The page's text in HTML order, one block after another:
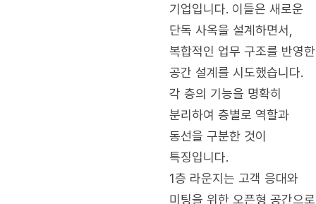
기업입니다. 이들은 새로운
단독 사옥을 설계하면서,
복합적인 업무 구조를 반영한
공간 설계를 시도했습니다.
각 층의 기능을 명확히
분리하여 층별로 역할과
동선을 구분한 것이
특징입니다.
1층 라운지는 고객 응대와
미팅을 위한 오픈형 공간으로